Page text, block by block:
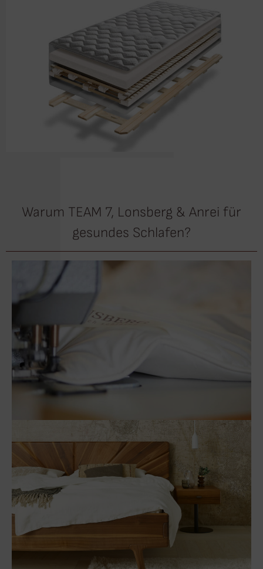
Warum TEAM 7, Lonsberg & Anrei für
gesundes Schlafen?